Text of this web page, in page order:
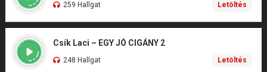
259 Hallgat Letöltés
Csík Laci – EGY JÓ CIGÁNY 2
248 Hallgat Letöltés